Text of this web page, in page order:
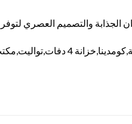
الجذابة والتصميم العصري
اضافة سرير